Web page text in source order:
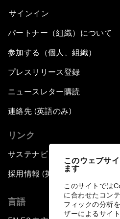
このウェブサ
ます
このサイトでは
に合わせたコン
フィックの分析
ザーによるサイ
サインイン
パートナー（組織）について
参加する（個人、組織）
プレスリリース登録
ニュースレター購読
連絡先 (英語のみ)
リンク
サステナビリティへの取り組み
採用情報 (英語のみ)
言語